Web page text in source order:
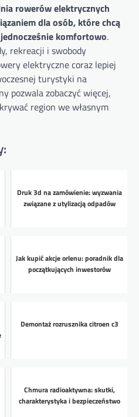
rowerów elektrycznych
dla osób, które chcą
komfortowo.
rekreacji i swobody
elektryczne coraz lepiej
turystyki na
pozwala zobaczyć więcej,
region we własnym
Druk 3d na zamówienie: wyzwania
związane z utylizacją odpadów
Jak kupić akcje orlenu: poradnik dla
początkujących inwestorów
Demontaż rozrusznika citroen c3
Chmura radioaktywna: skutki,
charakterystyka i bezpieczeństwo